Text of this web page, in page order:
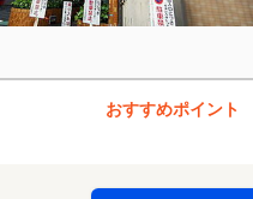
おすすめポイント